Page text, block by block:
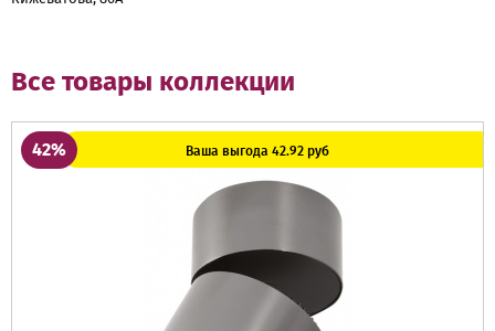
Все товары коллекции
42% Ваша выгода 42.92 руб